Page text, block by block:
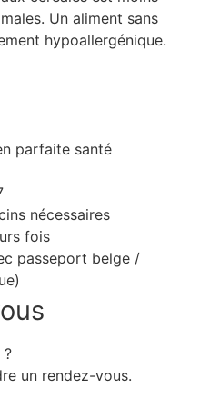
Un aliment sans
hypoallergénique.
parfaite santé
nécessaires
fois
passeport belge /
?
un rendez-vous.